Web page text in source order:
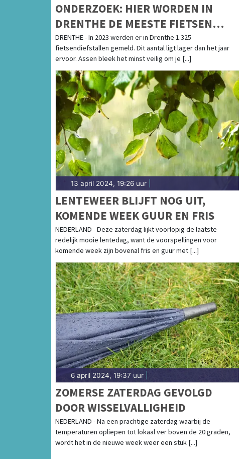
ONDERZOEK: HIER WORDEN IN
DRENTHE DE MEESTE FIETSEN
GESTOLEN
DRENTHE - In 2023 werden er in Drenthe 1.325
fietsendiefstallen gemeld. Dit aantal ligt lager dan het jaar
ervoor. Assen bleek het minst veilig om je [...]
13 april 2024, 19:26 uur
LENTEWEER BLIJFT NOG UIT,
KOMENDE WEEK GUUR EN FRIS
NEDERLAND - Deze zaterdag lijkt voorlopig de laatste
redelijk mooie lentedag, want de voorspellingen voor
komende week zijn bovenal fris en guur met [...]
6 april 2024, 19:37 uur
ZOMERSE ZATERDAG GEVOLGD
DOOR WISSELVALLIGHEID
NEDERLAND - Na een prachtige zaterdag waarbij de
temperaturen opliepen tot lokaal ver boven de 20 graden,
wordt het in de nieuwe week weer een stuk [...]